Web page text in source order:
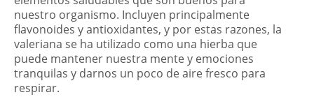
nuestro organismo. Incluyen principalmente
flavonoides y antioxidantes, y por estas razones, la
valeriana se ha utilizado como una hierba que
puede mantener nuestra mente y emociones
tranquilas y darnos un poco de aire fresco para
respirar.